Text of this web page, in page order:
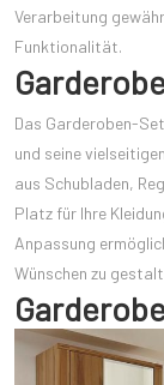
Verarbeitung
Funktionalität.
Das Garderoben-
und seine
aus Schubladen,
Platz für Ihre
Anpassung
Wünschen zu